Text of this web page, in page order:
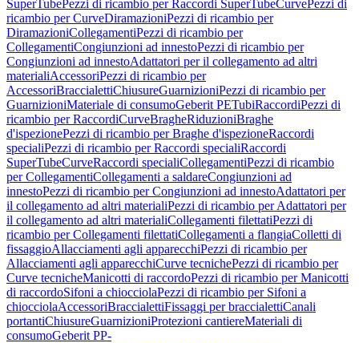
SuperTubePezzi di ricambio per Raccordi SuperTubeCurvePezzi di
ricambio per CurveDiramazioniPezzi di ricambio per
DiramazioniCollegamentiPezzi di ricambio per
CollegamentiCongiunzioni ad innestoPezzi di ricambio per
Congiunzioni ad innestoAdattatori per il collegamento ad altri
materialiAccessoriPezzi di ricambio per
AccessoriBraccialettiChiusureGuarnizioniPezzi di ricambio per
GuarnizioniMateriale di consumoGeberit PETubiRaccordiPezzi di
ricambio per RaccordiCurveBragheRiduzioniBraghe
d'ispezionePezzi di ricambio per Braghe d'ispezioneRaccordi
specialiPezzi di ricambio per Raccordi specialiRaccordi
SuperTubeCurveRaccordi specialiCollegamentiPezzi di ricambio
per CollegamentiCollegamenti a saldareCongiunzioni ad
innestoPezzi di ricambio per Congiunzioni ad innestoAdattatori per
il collegamento ad altri materialiPezzi di ricambio per Adattatori per
il collegamento ad altri materialiCollegamenti filettatiPezzi di
ricambio per Collegamenti filettatiCollegamenti a flangiaColletti di
fissaggioAllacciamenti agli apparecchiPezzi di ricambio per
Allacciamenti agli apparecchiCurve tecnichePezzi di ricambio per
Curve tecnicheManicotti di raccordoPezzi di ricambio per Manicotti
di raccordoSifoni a chiocciolaPezzi di ricambio per Sifoni a
chiocciolaAccessoriBraccialettiFissaggi per braccialettiCanali
portantiChiusureGuarnizioniProtezioni cantiereMateriali di
consumoGeberit PP-